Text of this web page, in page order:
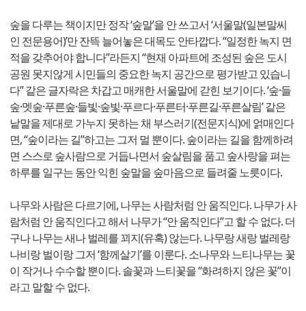
숲을 다루는 책이지만 정작 ‘숲말’을 안 쓰고서 ‘서울말(일본말씨
인 전문용어)’만 잔뜩 늘어놓은 대목도 안타깝다. “일정한 녹지 면
적을 갖추어야 합니다”라든지 “현재 아파트에 조성된 숲은 도시
공원 못지않게 시민들의 중요한 녹지 공간으로 평가받고 있습니
다” 같은 글자락은 차갑고 매캐한 서울말에 갇힌 보기이다. ‘숲·들
숲·멧숲·푸른숲·들빛·숲빛·푸르다·푸른터·푸른길·푸른살림’ 같은
낱말을 제대로 가누지 못하는 채 부스러기(전문지식)에 얽매인다
면, “숲이라는 길”하고는 그저 멀 뿐이다. 숲이라는 길을 함께하려
면 스스로 숲사람으로 거듭나면서 숲살림을 품고 숲사랑을 펴는
하루를 일구는 동안 익힌 숲말을 숲마음으로 들려줄 노릇이다.
나무와 사람은 다르기에, 나무는 사람처럼 안 움직인다. 나무가 사
람처럼 안 움직인다고 해서 나무가 “안 움직인다”고 할 수 없다. 더
구나 나무는 새나 벌레를 꾀지(유혹) 않는다. 나무랑 새랑 벌레랑
나비랑 벌이랑 그저 ‘함께살기’를 이룬다. 소나무와 느티나무는 꽃
이 작거나 수수할 뿐이다. 솔꽃과 느티꽃을 “화려하지 않은 꽃”이
라고 말할 수 없다.